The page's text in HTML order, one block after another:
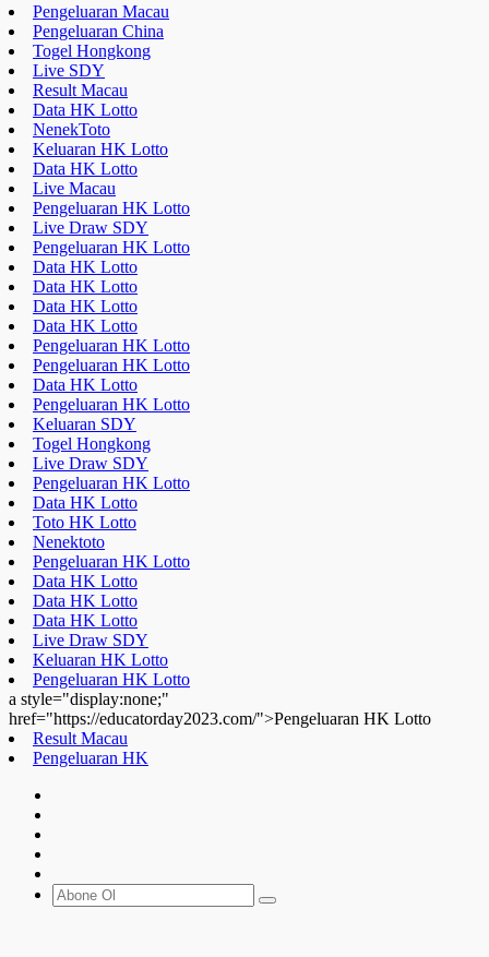
Pengeluaran Macau
Pengeluaran China
Togel Hongkong
Live SDY
Result Macau
Data HK Lotto
NenekToto
Keluaran HK Lotto
Data HK Lotto
Live Macau
Pengeluaran HK Lotto
Live Draw SDY
Pengeluaran HK Lotto
Data HK Lotto
Data HK Lotto
Data HK Lotto
Data HK Lotto
Pengeluaran HK Lotto
Pengeluaran HK Lotto
Data HK Lotto
Pengeluaran HK Lotto
Keluaran SDY
Togel Hongkong
Live Draw SDY
Pengeluaran HK Lotto
Data HK Lotto
Toto HK Lotto
Nenektoto
Pengeluaran HK Lotto
Data HK Lotto
Data HK Lotto
Data HK Lotto
Live Draw SDY
Keluaran HK Lotto
Pengeluaran HK Lotto
a style="display:none;"
href="https://educatorday2023.com/">Pengeluaran HK Lotto
Result Macau
Pengeluaran HK